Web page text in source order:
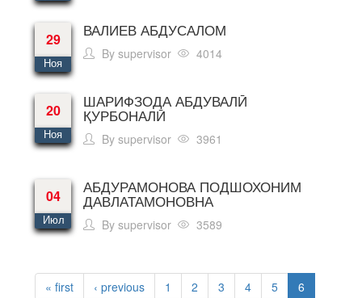
29
Ноя
ВАЛИЕВ АБДУСАЛОМ
Bysupervisor 4014
20
Ноя
ШАРИФЗОДА АБДУВАЛӢ
ҚУРБОНАЛӢ
Bysupervisor 3961
04
Июл
АБДУРАМОНОВА ПОДШОХОНИМ
ДАВЛАТАМОНОВНА
Bysupervisor 3589
PAGES
« first ‹ previous 1 2 3 4 5
6